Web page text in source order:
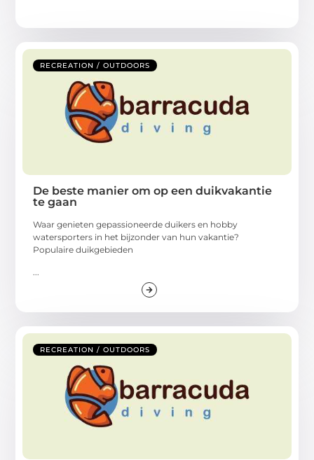
RECREATION / OUTDOORS
De beste manier om op een duikvakantie
te gaan
Waar genieten gepassioneerde duikers en hobby
watersporters in het bijzonder van hun vakantie?
Populaire duikgebieden
...
RECREATION / OUTDOORS